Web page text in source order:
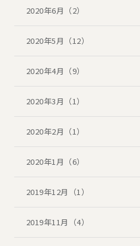
2020年6月（2）
2020年5月（12）
2020年4月（9）
2020年3月（1）
2020年2月（1）
2020年1月（6）
2019年12月（1）
2019年11月（4）